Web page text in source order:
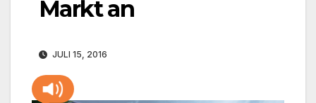
Markt an
JULI 15, 2016